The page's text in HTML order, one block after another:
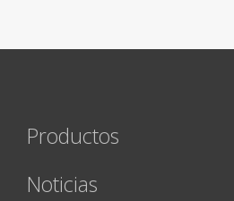
Productos
Noticias